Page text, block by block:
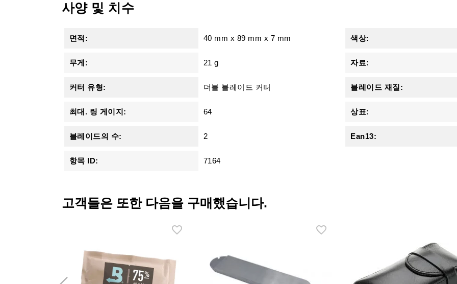
사양 및 치수
면적: 40 mm x 89 mm x 7 mm
무게: 21 g
커터 유형: 더블 블레이드 커터
최대. 링 게이지: 64
블레이드의 수: 2
항목 ID: 7164
색상:
자료:
블레이드 재질:
상표:
Ean13:
고객들은 또한 다음을 구매했습니다.